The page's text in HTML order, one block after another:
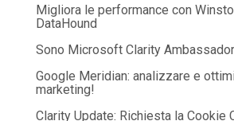
Migliora le performance con Winston The
DataHound
Sono Microsoft Clarity
Google Meridian: analizzare e ottimizzare i budget
marketing!
Clarity Update: Richiesta la Cookie Consent per